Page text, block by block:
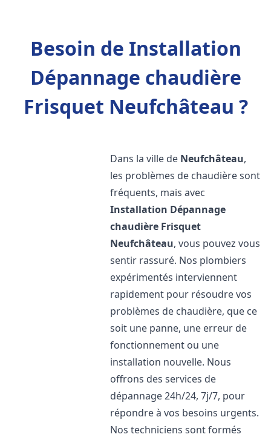
Besoin de Installation
Dépannage chaudière
Frisquet Neufchâteau ?
Dans la ville de Neufchâteau,
les problèmes de chaudière sont
fréquents, mais avec
Installation Dépannage
chaudière Frisquet
Neufchâteau, vous pouvez vous
sentir rassuré. Nos plombiers
expérimentés interviennent
rapidement pour résoudre vos
problèmes de chaudière, que ce
soit une panne, une erreur de
fonctionnement ou une
installation nouvelle. Nous
offrons des services de
dépannage 24h/24, 7j/7, pour
répondre à vos besoins urgents.
Nos techniciens sont formés